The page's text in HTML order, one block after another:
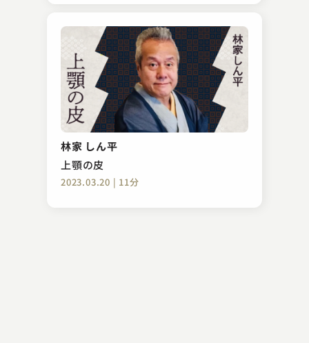
林家 しん平
上顎の皮
2023.03.20 | 11分
古今亭 圓菊
夏泥
2023.09.14 | 15分